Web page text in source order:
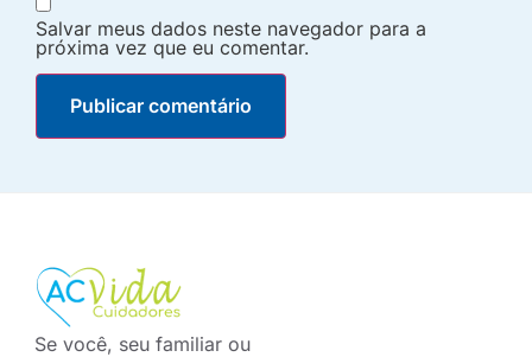
Salvar meus dados neste navegador para a
próxima vez que eu comentar.
Se você, seu familiar ou